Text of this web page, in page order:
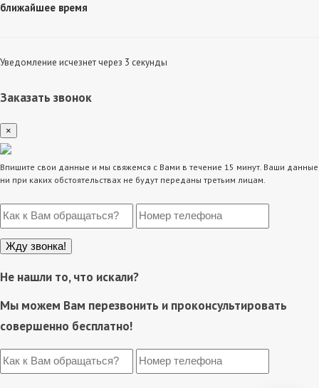
ближайшее время
Уведомление исчезнет через 3 секунды
Заказать звонок
×
Впишите свои данные и мы свяжемся с Вами в течение 15 минут. Ваши данные
ни при каких обстоятельствах не будут переданы третьим лицам.
Не нашли то, что искали?
Мы можем Вам перезвонить и проконсультировать
совершенно бесплатно!